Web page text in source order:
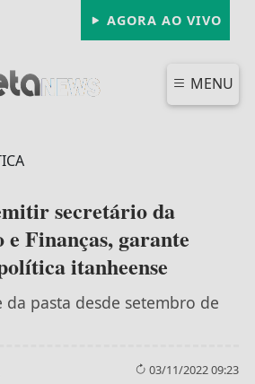
AGORA AO VIVO
MENU
secretário da
Finanças, garante
itanheense
da pasta desde setembro de
03/11/2022 09:23